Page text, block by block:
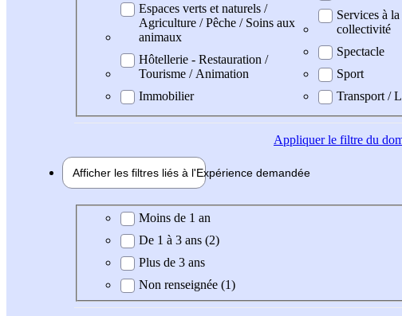
Espaces verts et naturels /
Agriculture / Pêche / Soins aux
animaux
Hôtellerie - Restauration /
Tourisme / Animation
Immobilier
Services à
collectivité
Spectacle
Sport
Transport /
Appliquerle filtre du
Afficher les filtres liés à l'Expérience demandée
Expérience demandée
Moins de 1 an
De 1 à 3 ans (2)
Plus de 3 ans
Non renseignée (1)